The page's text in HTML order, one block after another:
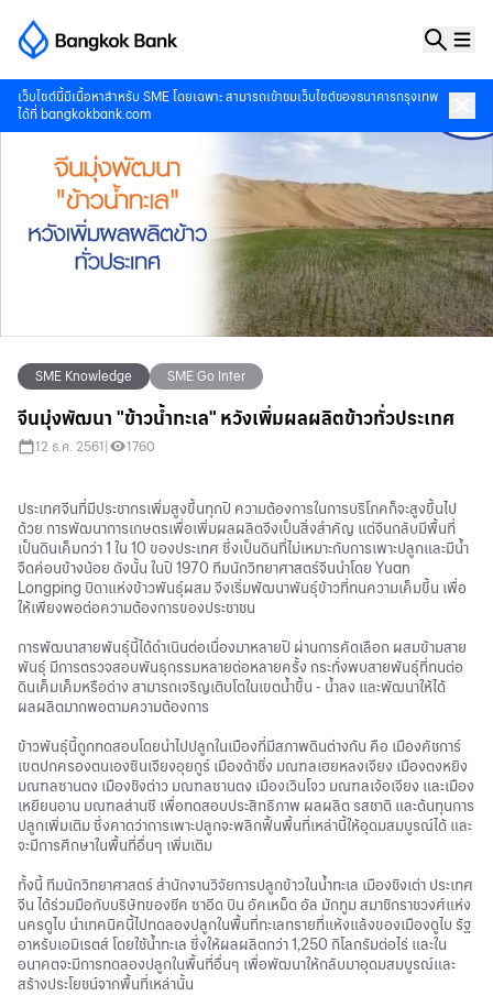
เว็บไซต์นี้มีเนื้อหาสำหรับ SME โดยเฉพาะ สามารถเข้าชมเว็บไซต์ของธนาคารกรุงเทพ
ได้ที่ bangkokbank.com
SME Knowledge SME Go Inter
จีนมุ่งพัฒนา "ข้าวน้ำทะเล" หวังเพิ่มผลผลิตข้าวทั่วประเทศ
12 ธ.ค. 2561 1760
ประเทศจีนที่มีประชากรเพิ่มสูงขึ้นทุกปี ความต้องการในการบริโภคก็จะสูงขึ้นไป
ด้วย การพัฒนาการเกษตรเพื่อเพิ่มผลผลิตจึงเป็นสิ่งสำคัญ แต่จีนกลับมีพื้นที่
เป็นดินเค็มกว่า 1 ใน 10 ของประเทศ ซึ่งเป็นดินที่ไม่เหมาะกับการเพาะปลูกและมีน้ำ
จืดค่อนข้างน้อย ดังนั้น ในปี 1970 ทีมนักวิทยาศาสตร์จีนนำโดย Yuan
Longping บิดาแห่งข้าวพันธุ์ผสม จึงเริ่มพัฒนาพันธุ์ข้าวที่ทนความเค็มขึ้น เพื่อ
ให้เพียงพอต่อความต้องการของประชาชน
การพัฒนาสายพันธุ์นี้ได้ดำเนินต่อเนื่องมาหลายปี ผ่านการคัดเลือก ผสมข้ามสาย
พันธุ์ มีการตรวจสอบพันธุกรรมหลายต่อหลายครั้ง กระทั่งพบสายพันธุ์ที่ทนต่อ
ดินเค็มเค็มหรือด่าง สามารถเจริญเติบโตในเขตน้ำขึ้น - น้ำลง และพัฒนาให้ได้
ผลผลิตมากพอตามความต้องการ
ข้าวพันธุ์นี้ถูกทดสอบโดยนำไปปลูกในเมืองที่มีสภาพดินต่างกัน คือ เมืองคัชการ์
เขตปกครองตนเองซินเจียงอุยกูร์ เมืองต้าชิ่ง มณฑลเฮยหลงเจียง เมืองตงหยิง
มณฑลซานตง เมืองชิงต่าว มณฑลซานตง เมืองเวินโจว มณฑลเจ้อเจียง และเมือง
เหยียนอาน มณฑลส่านซี เพื่อทดสอบประสิทธิภาพ ผลผลิต รสชาติ และต้นทุนการ
ปลูกเพิ่มเติม ซึ่งคาดว่าการเพาะปลูกจะพลิกฟื้นพื้นที่เหล่านี้ให้อุดมสมบูรณ์ได้ และ
จะมีการศึกษาในพื้นที่อื่นๆ เพิ่มเติม
ทั้งนี้ ทีมนักวิทยาศาสตร์ สำนักงานวิจัยการปลูกข้าวในน้ำทะเล เมืองชิงเต่า ประเทศ
จีน ได้ร่วมมือกับบริษัทของชีค ซาอีด บิน อัคเหม็ด อัล มักทูม สมาชิกราชวงศ์แห่ง
นครดูไบ นำเทคนิคนี้ไปทดลองปลูกในพื้นที่ทะเลทรายที่แห้งแล้งของเมืองดูไบ รัฐ
อาหรับเอมิเรตส์ โดยใช้น้ำทะเล ซึ่งให้ผลผลิตกว่า 1,250 กิโลกรัมต่อไร่ และใน
อนาคตจะมีการทดลองปลูกในพื้นที่อื่นๆ เพื่อพัฒนาให้กลับมาอุดมสมบูรณ์และ
สร้างประโยชน์จากพื้นที่เหล่านั้น